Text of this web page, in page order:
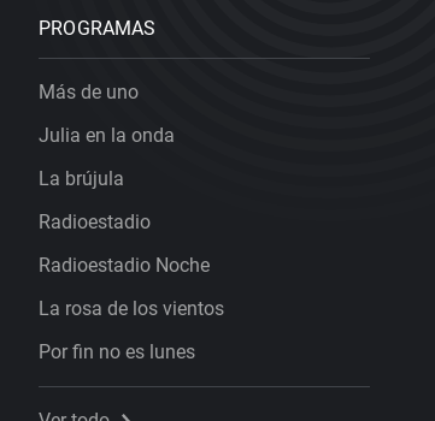
PROGRAMAS
Más de uno
Julia en la onda
La brújula
Radioestadio
Radioestadio Noche
La rosa de los vientos
Por fin no es lunes